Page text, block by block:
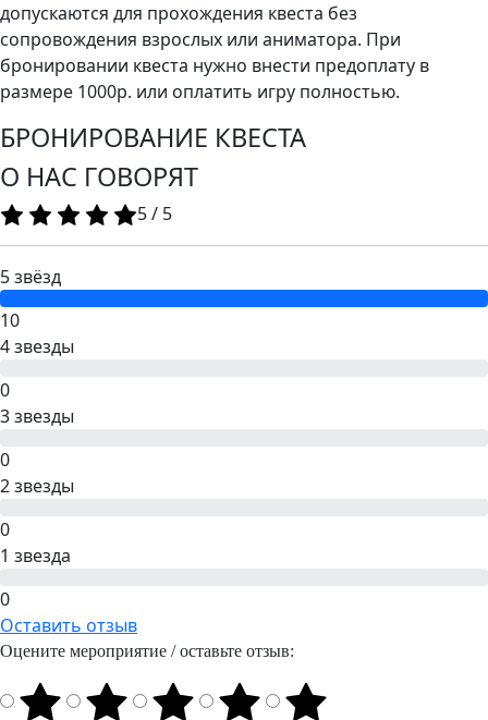
допускаются для прохождения квеста без
сопровождения взрослых или аниматора. При
бронировании квеста нужно внести предоплату в
размере 1000р. или оплатить игру полностью.
БРОНИРОВАНИЕ КВЕСТА
О НАС ГОВОРЯТ
5/ 5
5 звёзд
10
4 звезды
0
3 звезды
0
2 звезды
0
1 звезда
0
Оставить отзыв
Оцените мероприятие / оставьте отзыв: